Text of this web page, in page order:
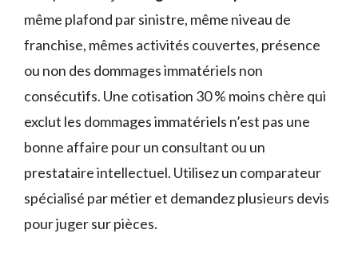
même plafond par sinistre, même niveau de
franchise, mêmes activités couvertes, présence
ou non des dommages immatériels non
consécutifs. Une cotisation 30 % moins chère qui
exclut les dommages immatériels n’est pas une
bonne affaire pour un consultant ou un
prestataire intellectuel. Utilisez un comparateur
spécialisé par métier et demandez plusieurs devis
pour juger sur pièces.